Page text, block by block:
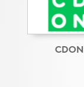
CDON